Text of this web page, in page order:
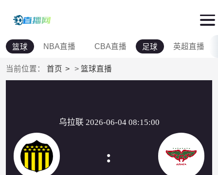
篮球 NBA直播 CBA直播 足球 英超直播
当前位置： 首页 > 篮球直播
乌拉联 2026-06-04 08:15:00
: